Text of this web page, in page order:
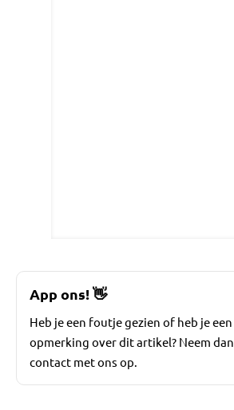
App ons!👋
Heb je een foutje gezien of heb je een
opmerking over dit artikel? Neem dan
contact met ons op.